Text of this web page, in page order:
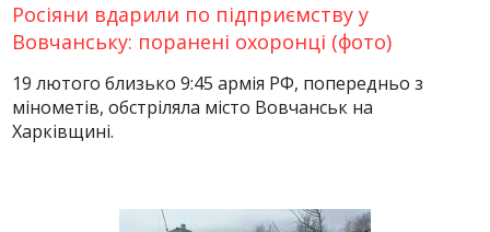
Росіяни вдарили по підприємству у
Вовчанську: поранені охоронці (фото)
19 лютого близько 9:45 армія РФ, попередньо з
мінометів, обстріляла місто Вовчанськ на
Харківщині.